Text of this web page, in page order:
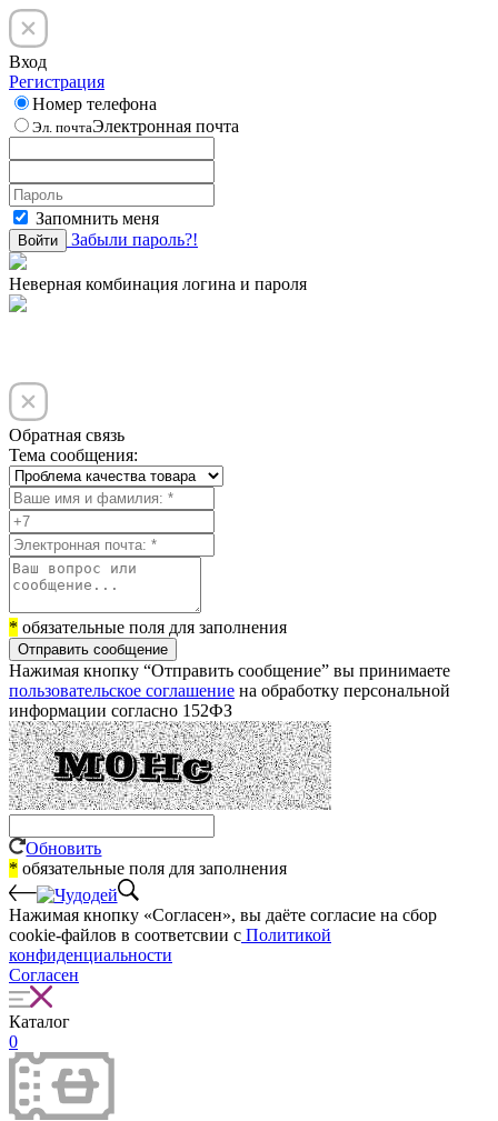
Вход
Регистрация
Номер телефона
Эл. почтаЭлектронная почта
Запомнить меня
Войти Забыли пароль?!
Неверная комбинация логина и пароля
Обратная связь
Тема сообщения:
* обязательные поля для заполнения
Отправить сообщение
Нажимая кнопку “Отправить сообщение” вы принимаете
пользовательское соглашение на обработку персональной
информации согласно 152ФЗ
Обновить
* обязательные поля для заполнения
Нажимая кнопку «Согласен», вы даёте cогласие на сбор
cookie-файлов в соответсвии с Политикой
конфиденциальности
Согласен
Каталог
0